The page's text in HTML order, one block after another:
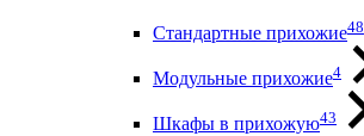
Стандартные прихожие48
Модульные прихожие4
Шкафы в прихожую43